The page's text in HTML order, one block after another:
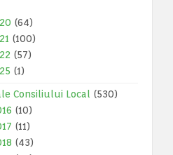
(64)
(100)
(57)
(1)
Consiliului Local
(530)
(10)
(11)
(43)